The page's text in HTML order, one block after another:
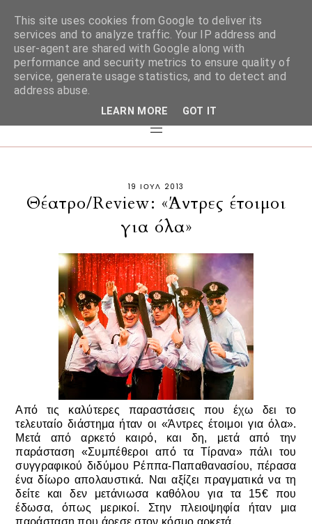
19 ΙΟΥΛ 2013
Θέατρο/Review: «Άντρες έτοιμοι
για όλα»
Από τις καλύτερες παραστάσεις που έχω δει το
τελευταίο διάστημα ήταν οι «Άντρες έτοιμοι για όλα».
Μετά από αρκετό καιρό, και δη, μετά από την
παράσταση «Συμπέθεροι από τα Τίρανα» πάλι του
συγγραφικού διδύμου Ρέππα-Παπαθανασίου, πέρασα
ένα δίωρο απολαυστικά. Ναι αξίζει πραγματικά να τη
δείτε και δεν μετάνιωσα καθόλου για τα 15€ που
έδωσα, όπως μερικοί. Στην πλειοψηφία ήταν μια
This site uses cookies from Google to deliver its
services and to analyze traffic. Your IP address and
user-agent are shared with Google along with
performance and security metrics to ensure quality of
service, generate usage statistics, and to detect and
address abuse.
LEARN MORE GOT IT